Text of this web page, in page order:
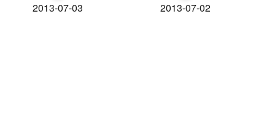
2013-07-03 2013-07-02